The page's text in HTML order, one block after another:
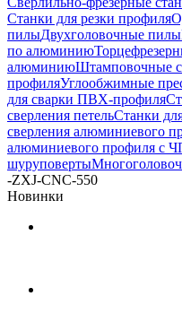
Станки для резки профиля
пилыДвухголовочные пилы
по алюминию
алюминиюШтамповочные
профиляУглообжимные
для сварки ПВХ-профиля
сверления петельСтанки
сверления алюминиевого
алюминиевого профиля с
шуруповерты
-ZXJ-CNC-550
Новинки